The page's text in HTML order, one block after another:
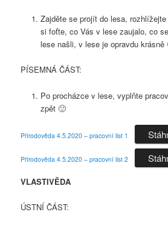
Zajděte se projít do lesa,
si foťte, co Vás v lese zaujalo, co
lese našli, v lese je opravdu krásně
PÍSEMNÁ ČÁST:
Po procházce v lese, vyplňte
zpět 🙂
Přírodověda 4.5.2020 – pracovní list 1
Přírodověda 4.5.2020 – pracovní list 2
VLASTIVĚDA
ÚSTNÍ ČÁST: